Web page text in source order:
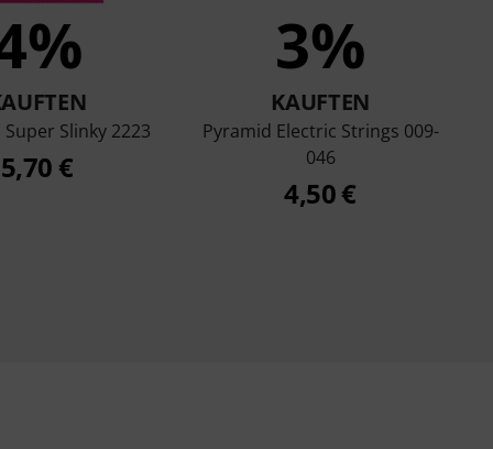
Super Slinky 2223
5,70 €
3%
KAUFTEN
Pyramid Electric Strings 009-
046
4,50 €